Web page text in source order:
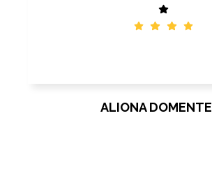
ALIONA DOMENTE